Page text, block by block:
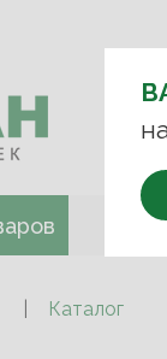
+7
Каталог